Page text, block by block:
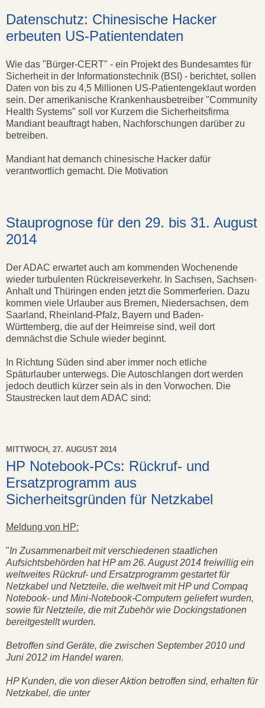
Datenschutz: Chinesische Hacker
erbeuten US-Patientendaten
Wie das "Bürger-CERT" - ein Projekt des Bundesamtes für
Sicherheit in der Informationstechnik (BSI) - berichtet, sollen
Daten von bis zu 4,5 Millionen US-Patientengeklaut worden
sein. Der amerikanische Krankenhausbetreiber "Community
Health Systems" soll vor Kurzem die Sicherheitsfirma
Mandiant beauftragt haben, Nachforschungen darüber zu
betreiben.
Mandiant hat demanch chinesische Hacker dafür
verantwortlich gemacht. Die Motivation
Stauprognose für den 29. bis 31. August
2014
Der ADAC erwartet auch am kommenden Wochenende
wieder turbulenten Rückreiseverkehr. In Sachsen, Sachsen-
Anhalt und Thüringen enden jetzt die Sommerferien. Dazu
kommen viele Urlauber aus Bremen, Niedersachsen, dem
Saarland, Rheinland-Pfalz, Bayern und Baden-
Württemberg, die auf der Heimreise sind, weil dort
demnächst die Schule wieder beginnt.
In Richtung Süden sind aber immer noch etliche
Späturlauber unterwegs. Die Autoschlangen dort werden
jedoch deutlich kürzer sein als in den Vorwochen. Die
Staustrecken laut dem ADAC sind:
MITTWOCH, 27. AUGUST 2014
HP Notebook-PCs: Rückruf- und
Ersatzprogramm aus
Sicherheitsgründen für Netzkabel
Meldung von HP:
"In Zusammenarbeit mit verschiedenen staatlichen
Aufsichtsbehörden hat HP am 26. August 2014 freiwillig ein
weltweites Rückruf- und Ersatzprogramm gestartet für
Netzkabel und Netzteile, die weltweit mit HP und Compaq
Notebook- und Mini-Notebook-Computern geliefert wurden,
sowie für Netzteile, die mit Zubehör wie Dockingstationen
bereitgestellt wurden.
Betroffen sind Geräte, die zwischen September 2010 und
Juni 2012 im Handel waren.
HP Kunden, die von dieser Aktion betroffen sind, erhalten für
Netzkabel, die unter